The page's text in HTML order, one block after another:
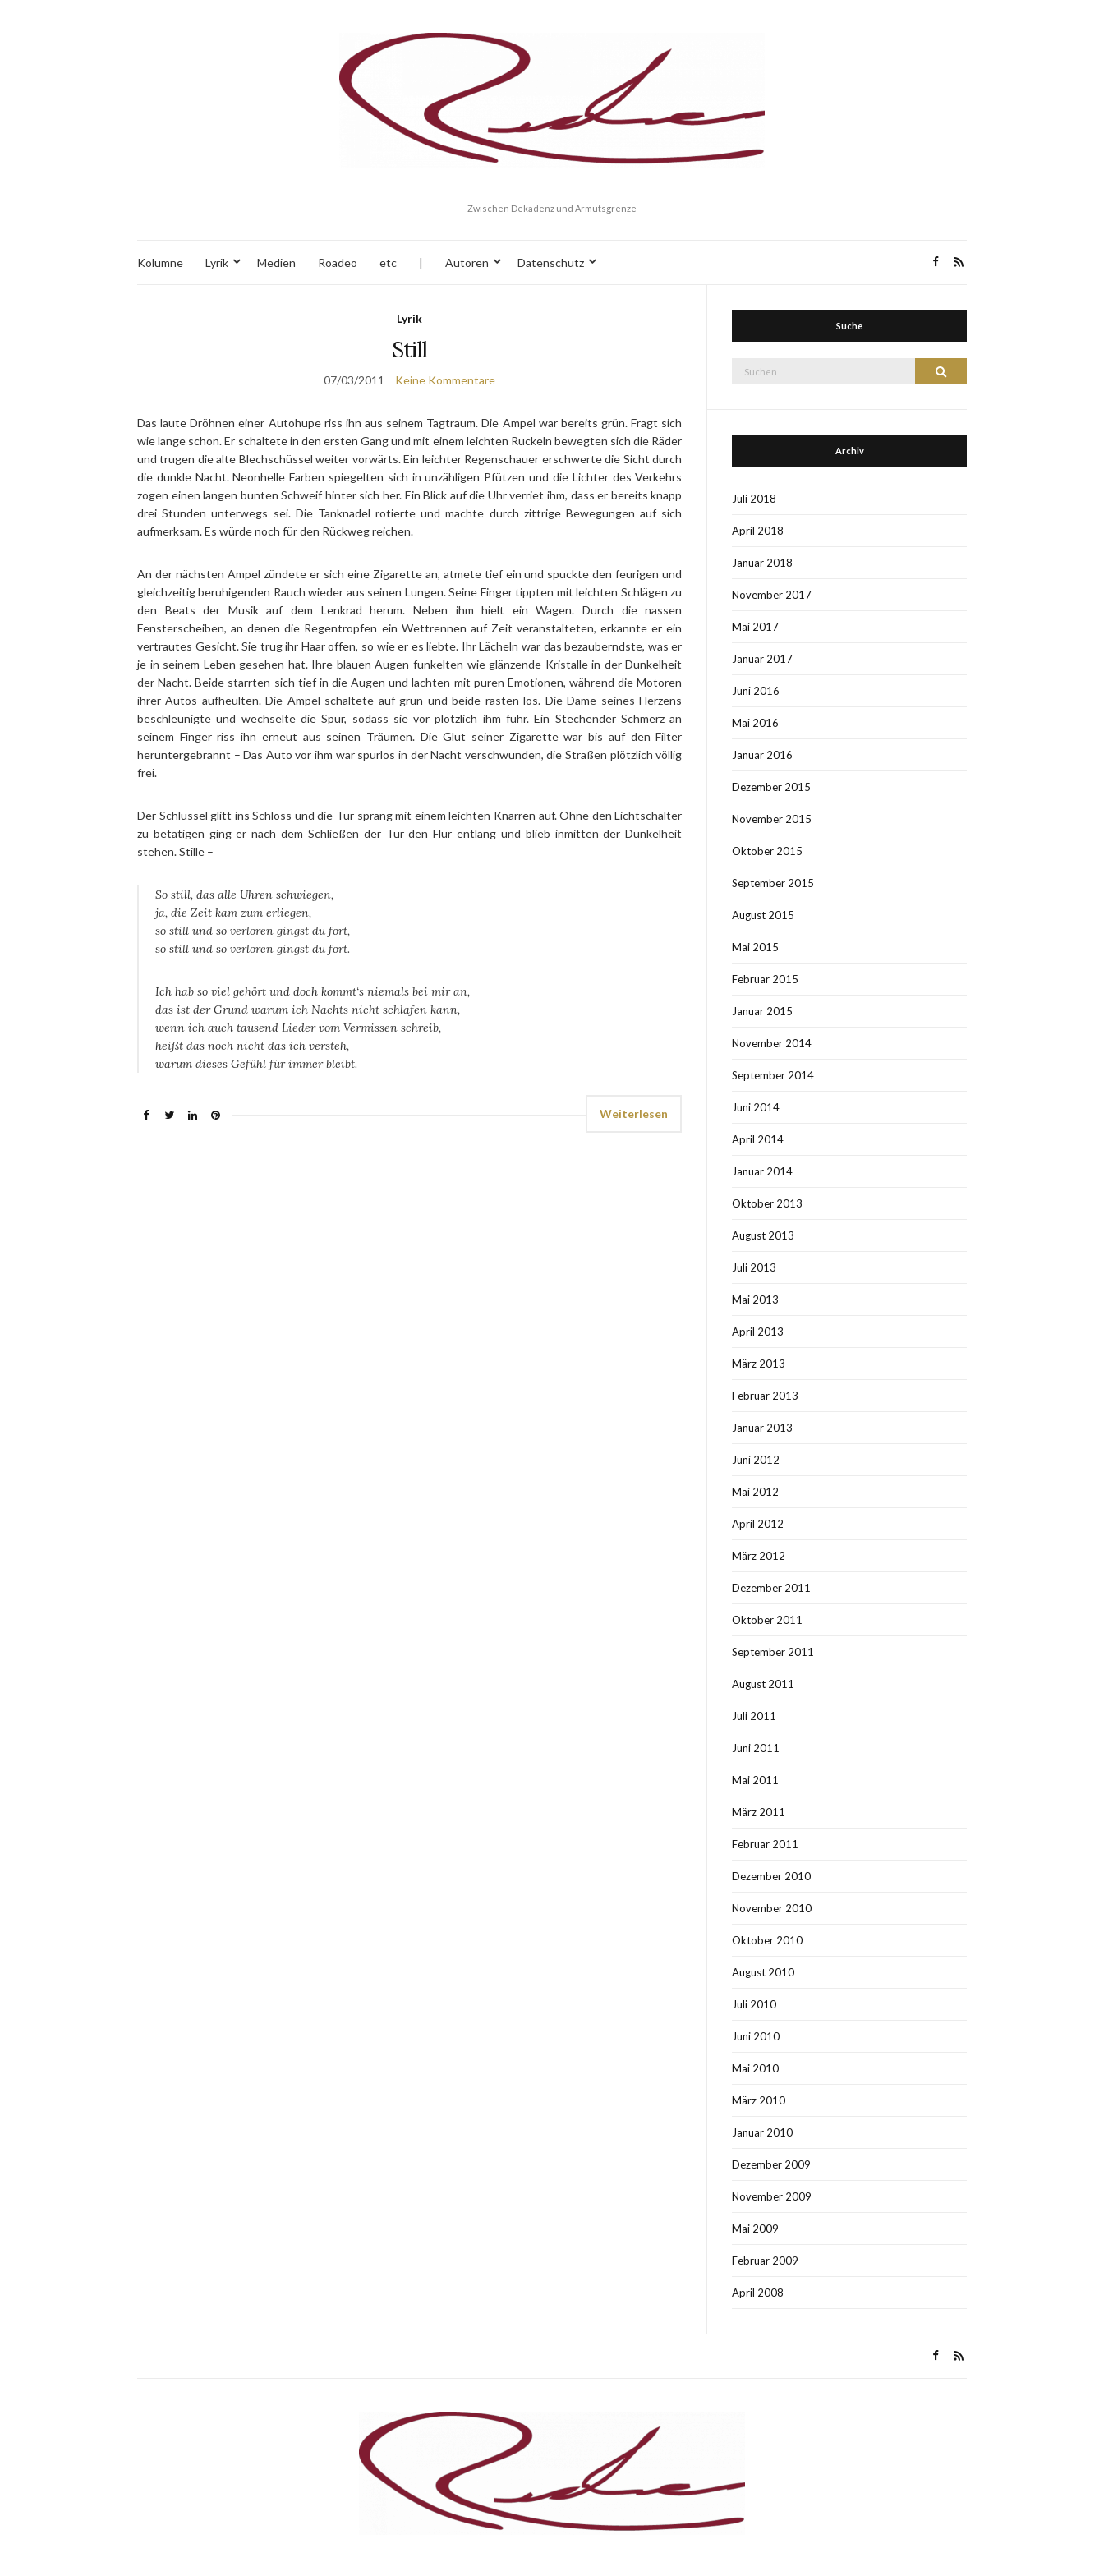
Zwischen Dekadenz und Armutsgrenze
Kolumne Lyrik Medien Roadeo etc | Autoren Datenschutz
Lyrik
Still
07/03/2011 Keine Kommentare
Das laute Dröhnen einer Autohupe riss ihn aus seinem Tagtraum. Die Ampel war bereits grün. Fragt sich
wie lange schon. Er schaltete in den ersten Gang und mit einem leichten Ruckeln bewegten sich die Räder
und trugen die alte Blechschüssel weiter vorwärts. Ein leichter Regenschauer erschwerte die Sicht durch
die dunkle Nacht. Neonhelle Farben spiegelten sich in unzähligen Pfützen und die Lichter des Verkehrs
zogen einen langen bunten Schweif hinter sich her. Ein Blick auf die Uhr verriet ihm, dass er bereits knapp
drei Stunden unterwegs sei. Die Tanknadel rotierte und machte durch zittrige Bewegungen auf sich
aufmerksam. Es würde noch für den Rückweg reichen.
An der nächsten Ampel zündete er sich eine Zigarette an, atmete tief ein und spuckte den feurigen und
gleichzeitig beruhigenden Rauch wieder aus seinen Lungen. Seine Finger tippten mit leichten Schlägen zu
den Beats der Musik auf dem Lenkrad herum. Neben ihm hielt ein Wagen. Durch die nassen
Fensterscheiben, an denen die Regentropfen ein Wettrennen auf Zeit veranstalteten, erkannte er ein
vertrautes Gesicht. Sie trug ihr Haar offen, so wie er es liebte. Ihr Lächeln war das bezauberndste, was er
je in seinem Leben gesehen hat. Ihre blauen Augen funkelten wie glänzende Kristalle in der Dunkelheit
der Nacht. Beide starrten sich tief in die Augen und lachten mit puren Emotionen, während die Motoren
ihrer Autos aufheulten. Die Ampel schaltete auf grün und beide rasten los. Die Dame seines Herzens
beschleunigte und wechselte die Spur, sodass sie vor plötzlich ihm fuhr. Ein Stechender Schmerz an
seinem Finger riss ihn erneut aus seinen Träumen. Die Glut seiner Zigarette war bis auf den Filter
heruntergebrannt – Das Auto vor ihm war spurlos in der Nacht verschwunden, die Straßen plötzlich völlig
frei.
Der Schlüssel glitt ins Schloss und die Tür sprang mit einem leichten Knarren auf. Ohne den Lichtschalter
zu betätigen ging er nach dem Schließen der Tür den Flur entlang und blieb inmitten der Dunkelheit
stehen. Stille –
So still, das alle Uhren schwiegen,
ja, die Zeit kam zum erliegen,
so still und so verloren gingst du fort,
so still und so verloren gingst du fort.
Ich hab so viel gehört und doch kommt‘s niemals bei mir an,
das ist der Grund warum ich Nachts nicht schlafen kann,
wenn ich auch tausend Lieder vom Vermissen schreib,
heißt das noch nicht das ich versteh,
warum dieses Gefühl für immer bleibt.
Weiterlesen
Suche
Suchen
Archiv
Juli 2018
April 2018
Januar 2018
November 2017
Mai 2017
Januar 2017
Juni 2016
Mai 2016
Januar 2016
Dezember 2015
November 2015
Oktober 2015
September 2015
August 2015
Mai 2015
Februar 2015
Januar 2015
November 2014
September 2014
Juni 2014
April 2014
Januar 2014
Oktober 2013
August 2013
Juli 2013
Mai 2013
April 2013
März 2013
Februar 2013
Januar 2013
Juni 2012
Mai 2012
April 2012
März 2012
Dezember 2011
Oktober 2011
September 2011
August 2011
Juli 2011
Juni 2011
Mai 2011
März 2011
Februar 2011
Dezember 2010
November 2010
Oktober 2010
August 2010
Juli 2010
Juni 2010
Mai 2010
März 2010
Januar 2010
Dezember 2009
November 2009
Mai 2009
Februar 2009
April 2008